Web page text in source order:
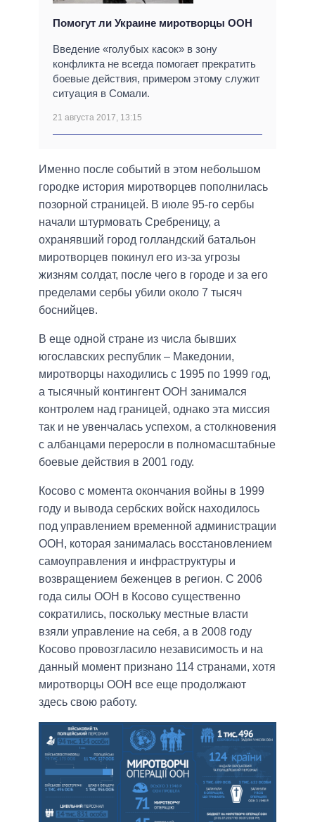
Помогут ли Украине миротворцы ООН
Введение «голубых касок» в зону
конфликта не всегда помогает прекратить
боевые действия, примером этому служит
ситуация в Сомали.
21 августа 2017, 13:15
Именно после событий в этом небольшом
городке история миротворцев пополнилась
позорной страницей. В июле 95-го сербы
начали штурмовать Сребреницу, а
охранявший город голландский батальон
миротворцев покинул его из-за угрозы
жизням солдат, после чего в городе и за его
пределами сербы убили около 7 тысяч
боснийцев.
В еще одной стране из числа бывших
югославских республик – Македонии,
миротворцы находились с 1995 по 1999 год,
а тысячный контингент ООН занимался
контролем над границей, однако эта миссия
так и не увенчалась успехом, а столкновения
с албанцами переросли в полномасштабные
боевые действия в 2001 году.
Косово с момента окончания войны в 1999
году и вывода сербских войск находилось
под управлением временной администрации
ООН, которая занималась восстановлением
самоуправления и инфраструктуры и
возвращением беженцев в регион. С 2006
года силы ООН в Косово существенно
сократились, поскольку местные власти
взяли управление на себя, а в 2008 году
Косово провозгласило независимость и на
данный момент признано 114 странами, хотя
миротворцы ООН все еще продолжают
здесь свою работу.